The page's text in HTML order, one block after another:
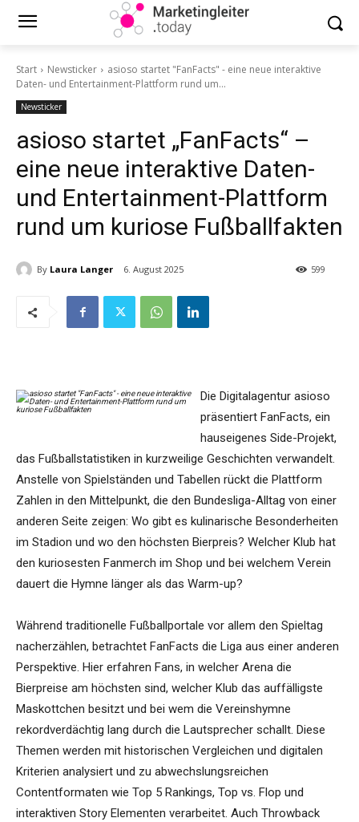
Start Newsticker
asioso startet "FanFacts" - eine neue interaktive
Daten- und Entertainment-Plattform rund um...
Newsticker
asioso startet „FanFacts“ –
eine neue interaktive Daten-
und Entertainment-Plattform
rund um kuriose Fußballfakten
By Laura Langer 6. August 2025 599
Die Digitalagentur asioso
präsentiert FanFacts, ein
hauseigenes Side-Projekt,
das Fußballstatistiken in kurzweilige Geschichten verwandelt.
Anstelle von Spielständen und Tabellen rückt die Plattform
Zahlen in den Mittelpunkt, die den Bundesliga-Alltag von einer
anderen Seite zeigen: Wo gibt es kulinarische Besonderheiten
im Stadion und wo den höchsten Bierpreis? Welcher Klub hat
den kuriosesten Fanmerch im Shop und bei welchem Verein
dauert die Hymne länger als das Warm-up?
Während traditionelle Fußballportale vor allem den Spieltag
nacherzählen, betrachtet FanFacts die Liga aus einer anderen
Perspektive. Hier erfahren Fans, in welcher Arena die
Bierpreise am höchsten sind, welcher Klub das auffälligste
Maskottchen besitzt und bei wem die Vereinshymne
rekordverdächtig lang durch die Lautsprecher schallt. Diese
Themen werden mit historischen Vergleichen und digitalen
Kriterien analysiert und zu abwechslungsreichen
Contentformaten wie Top 5 Rankings, Top vs. Flop und
interaktiven Story Elementen verarbeitet. Auch Throwback